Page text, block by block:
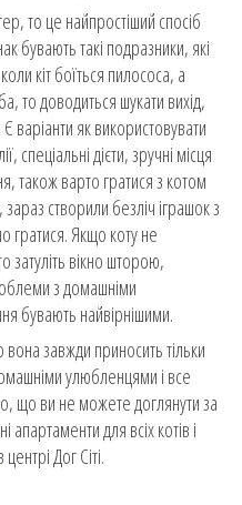
то це найпростіший спосіб
бувають такі подразники, які
кіт боїться пилососа, а
то доводиться шукати вихід,
варіанти як використовувати
дієти, зручні місця
також варто гратися з котом
створили безліч іграшок з
гратися. Якщо коту не
затуліть вікно шторою,
з домашніми
бувають найвірнішими.
завжди приносить тільки
улюбленцями і все
що ви не можете доглянути за
для всіх котів і
центрі Дог Сіті.